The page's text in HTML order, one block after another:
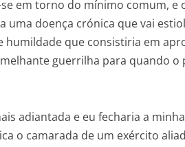
em torno do mínimo comum,
uma doença crónica que vai
que consistiria em
guerrilha para quando o
adiantada e eu fecharia a
o camarada de um exército